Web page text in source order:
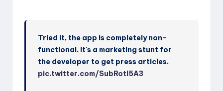
Tried it, the app is completely non-
functional. It's a marketing stunt for
the developer to get press articles.
pic.twitter.com/SubRotl5A3